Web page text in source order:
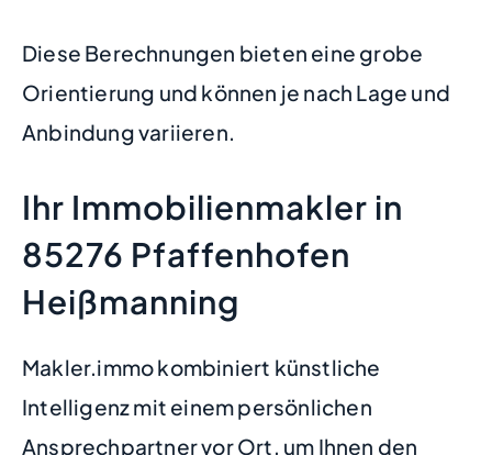
Diese Berechnungen bieten eine grobe
Orientierung und können je nach Lage und
Anbindung variieren.
Ihr Immobilienmakler in
85276 Pfaffenhofen
Heißmanning
Makler.immo kombiniert künstliche
Intelligenz mit einem persönlichen
Ansprechpartner vor Ort, um Ihnen den